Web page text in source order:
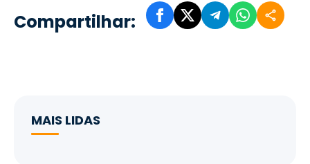
Compartilhar:
MAIS LIDAS